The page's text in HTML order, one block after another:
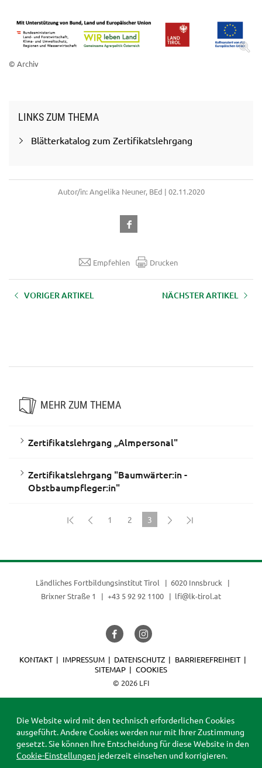
© Archiv
LINKS ZUM THEMA
Blätterkatalog zum Zertifikatslehrgang
Autor/in: Angelika Neuner, BEd | 02.11.2020
Empfehlen Drucken
VORIGER ARTIKEL NÄCHSTER ARTIKEL
MEHR ZUM THEMA
Zertifikatslehrgang „Almpersonal"
Zertifikatslehrgang "Baumwärter:in -
Obstbaumpfleger:in"
1 2
3
Ländliches Fortbildungsinstitut Tirol
6020 Innsbruck
Brixner Straße 1
+43 5 92 92 1100 lfi@lk-tirol.at
© 2026 LFI
KONTAKT IMPRESSUM DATENSCHUTZ
BARRIEREFREIHEIT
SITEMAP
COOKIES
Die Website wird mit den technisch erforderlichen Cookies
ausgeführt. Andere Cookies werden nur mit Ihrer Zustimmung
gesetzt. Sie können Ihre Entscheidung für diese Website in den
Cookie-Einstellungen jederzeit einsehen und korrigieren.